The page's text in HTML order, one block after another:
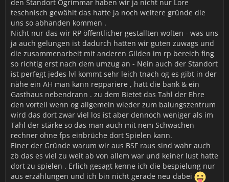
den Standort Ogrimmar haben wir ja nicht nur Lore
teschnisch gewählt das hatte ja noch weitere gründe die
uns so abhanden kommen .
Nicht nur das wir RP öffentlicher gestallten wolten - was uns
ja auch gelungen ist dadurch hatten wir guten zuwags und
die zusammenarbeit mit anderen Gilden im rp bereich fing
so richtig erst nach dem umzug an - Nein auch der Standort
ist perfegt jedes lvl kommt sehr leich tnach og es gibt in der
nähe ein AH man kann reppariere , hatt die bank & ein
Gasthaus nebendrann . zu dem Bietet das Tahl der Ehre
den vorteil wenn og allgemein wieder zum balungszentrum
wird das dort zwar viel los ist aber dennoch weniger als im
Tahl der stärke so das man auch mit nem Schwachen
rechner ohne fps einbrüche dort Spielen kann.
Einer der Gründe warum wir aus BSF raus sind wahr auch
zb das es viel zu weit ab von allem war und keiner lust hatte
dort zu spielen . Erlich gesagt kenne ich die bespielung nur
aus erzählungen und ich bin nicht gerade neu dabei